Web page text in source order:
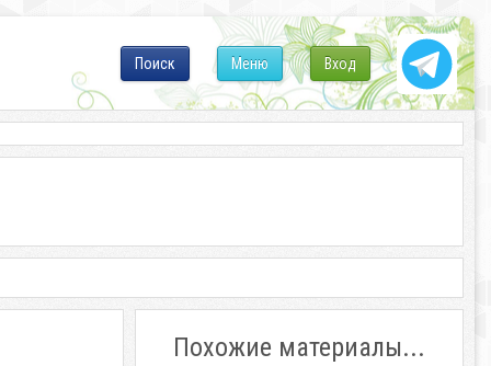
Вход
Меню
Поиск
Похожие материалы...